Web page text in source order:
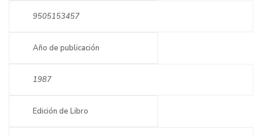
9505153457
Año de publicación
1987
Edición de Libro